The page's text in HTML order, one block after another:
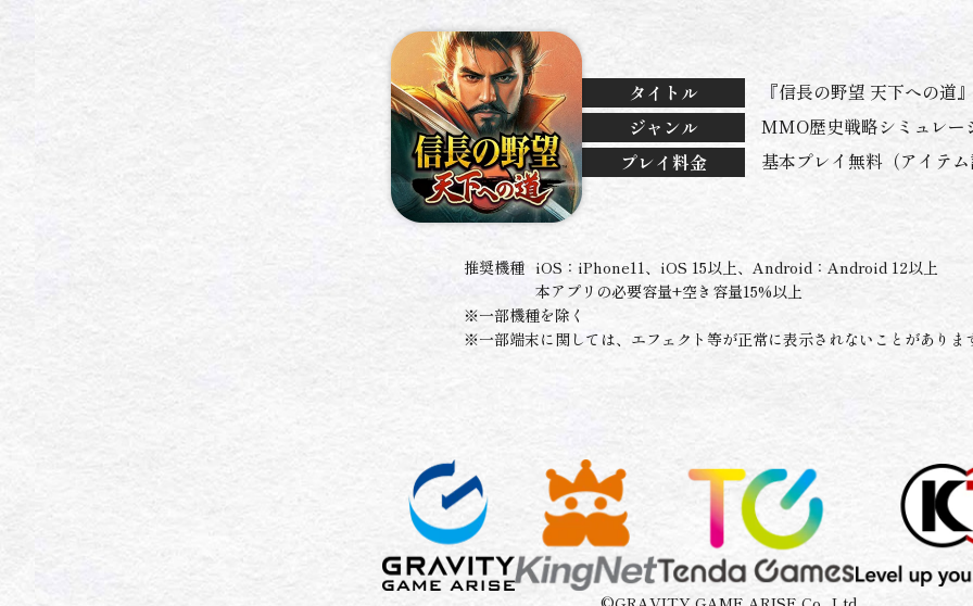
タイトル
『信長の野望 天下への道』
ジャンル
MMO歴史戦略シミュレー
プレイ料金
基本プレイ無料（アイテ
推奨機種 iOS：iPhone11、iOS 15以上、Android：Android 12以上
本アプリの必要容量+空き容量15%以上
※一部機種を除く
※一部端末に関しては、エフェクト等が正常に表示されないことがありま